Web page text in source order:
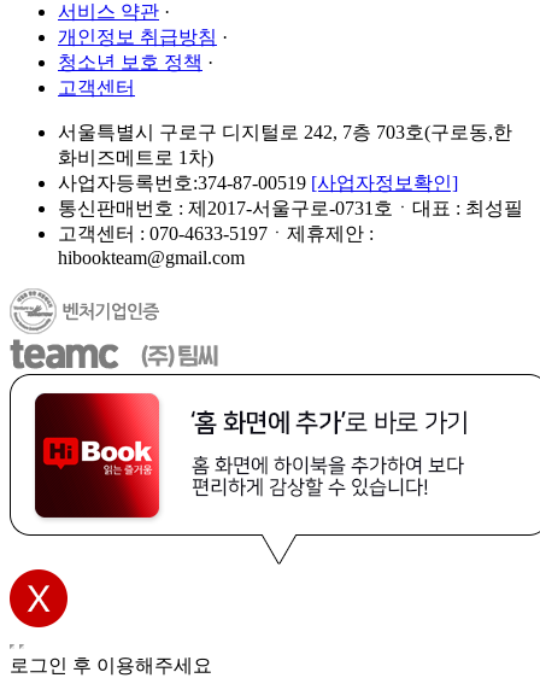
서비스 약관 ·
개인정보 취급방침 ·
청소년 보호 정책 ·
고객센터
서울특별시 구로구 디지털로 242, 7층 703호(구로동,한
화비즈메트로 1차)
사업자등록번호:374-87-00519 [사업자정보확인]
통신판매번호 : 제2017-서울구로-0731호ㆍ대표 : 최성필
고객센터 : 070-4633-5197ㆍ제휴제안 :
hibookteam@gmail.com
로그인 후 이용해주세요